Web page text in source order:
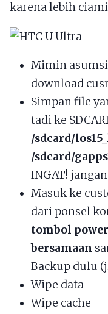
karena lebih
Mimin
download
Simpan file
tadi ke
/sdcard/
/sdcard/
INGAT!
Masuk ke
dari ponsel
tombol
bersamaan
Backup dulu
Wipe data
Wipe cache